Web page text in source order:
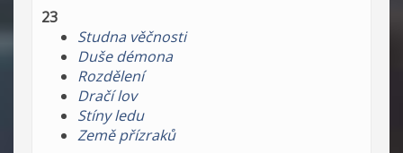
23
Studna věčnosti
Duše démona
Rozdělení
Dračí lov
Stíny ledu
Země přízraků